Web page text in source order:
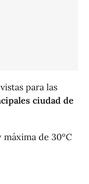
para las
ciudad de
de 30ºC